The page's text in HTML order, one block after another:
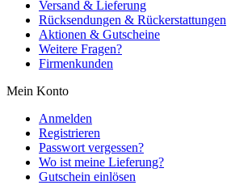
Versand & Lieferung
Rücksendungen & Rückerstattungen
Aktionen & Gutscheine
Weitere Fragen?
Firmenkunden
Mein Konto
Anmelden
Registrieren
Passwort vergessen?
Wo ist meine Lieferung?
Gutschein einlösen